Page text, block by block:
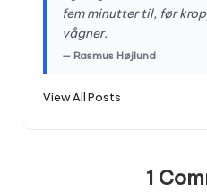
fem minutter til, før
vågner.
— Rasmus Højlund
View All Posts
1